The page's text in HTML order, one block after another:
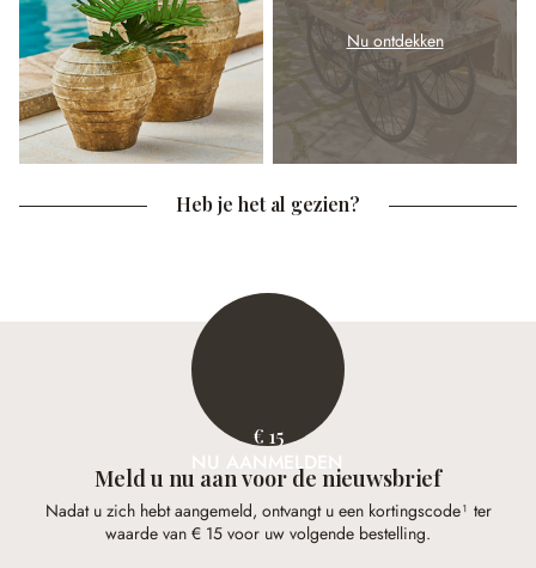
Nu ontdekken
Heb je het al gezien?
€ 15
NU AANMELDEN
Meld u nu aan voor de nieuwsbrief
Nadat u zich hebt aangemeld, ontvangt u een kortingscode¹ ter
waarde van € 15 voor uw volgende bestelling.